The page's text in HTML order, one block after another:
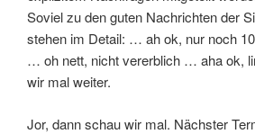
Soviel zu den guten Nachrichten der
stehen im Detail: … ah ok, nur noch
… oh nett, nicht vererblich … aha ok,
wir mal weiter.
Jor, dann schau wir mal. Nächster